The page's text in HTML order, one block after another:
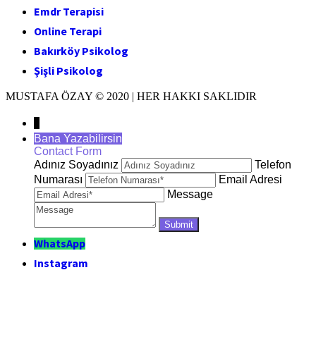
Emdr Terapisi
Online Terapi
Bakırköy Psikolog
Şişli Psikolog
MUSTAFA ÖZAY © 2020 | HER HAKKI SAKLIDIR
Bana Yazabilirsin
Contact Form
Adınız Soyadınız
Telefon
Numarası
Email Adresi
Message
WhatsApp
Instagram